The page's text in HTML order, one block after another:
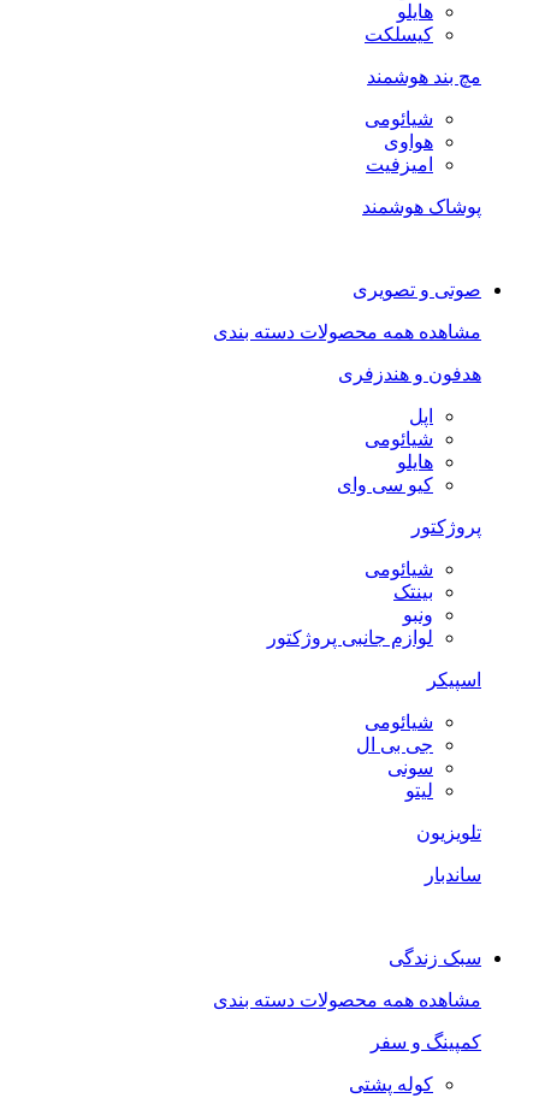
هایلو
کیسلکت
مچ بند هوشمند
شیائومی
هواوی
امیزفیت
پوشاک هوشمند
صوتی و تصویری
مشاهده همه محصولات دسته بندی
هدفون و هندزفری
اپل
شیائومی
هایلو
کیو سی وای
پروژکتور
شیائومی
بینتک
ونبو
لوازم جانبی پروژکتور
اسپیکر
شیائومی
جی بی ال
سونی
لیتو
تلویزیون
ساندبار
سبک زندگی
مشاهده همه محصولات دسته بندی
کمپینگ و سفر
کوله پشتی